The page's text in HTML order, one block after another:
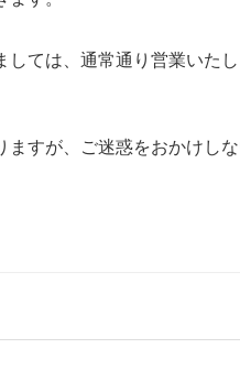
ては、通常通り営業いたし
すが、ご迷惑をおかけし